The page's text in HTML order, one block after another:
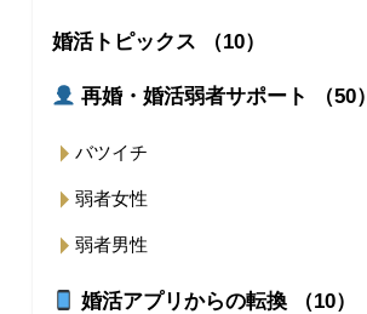
婚活トピックス （10）
再婚・婚活弱者サポート （50）
バツイチ
弱者女性
弱者男性
婚活アプリからの転換 （10）